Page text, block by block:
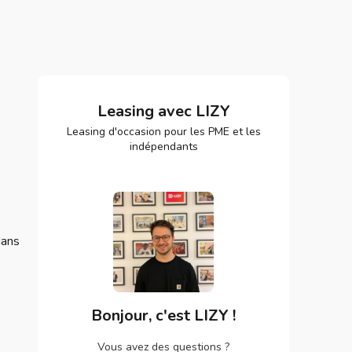
Leasing avec LIZY
Leasing d'occasion pour les PME et les
indépendants
Bonjour, c'est LIZY !
Vous avez des questions ?